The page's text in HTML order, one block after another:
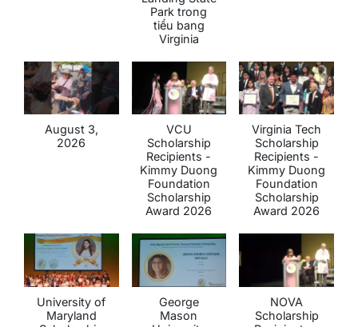
Park trong
tiểu bang
Virginia
August 3,
2026
VCU
Scholarship
Recipients -
Kimmy Duong
Foundation
Scholarship
Award 2026
Virginia Tech
Scholarship
Recipients -
Kimmy Duong
Foundation
Scholarship
Award 2026
University of
Maryland
George
Mason
NOVA
Scholarship